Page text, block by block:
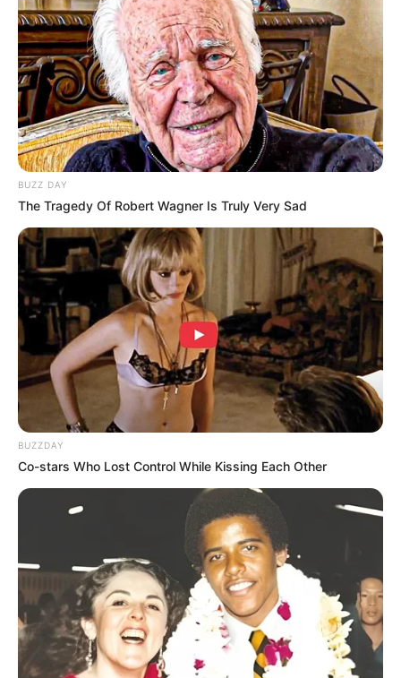
(foto: pinterest)
5. Koya berbentuk koala yang suka tidur dimanapun
dan kapanpun. Dengan warna biru dan ungu, koala
yang menggemaskan ini dibuat oleh sang leader, RM
BUZZ DAY
The Tragedy Of Robert Wagner Is Truly Very Sad
BUZZDAY
Co-stars Who Lost Control While Kissing Each Other